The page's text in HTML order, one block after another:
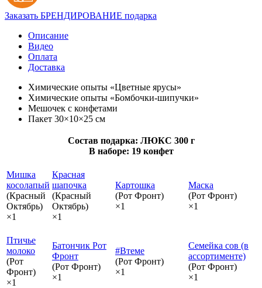
Заказать БРЕНДИРОВАНИЕ подарка
Описание
Видео
Оплата
Доставка
Химические опыты «Цветные ярусы»
Химические опыты «Бомбочки‑шипучки»
Мешочек с конфетами
Пакет 30×10×25 см
Состав подарка: ЛЮКС 300 г
В наборе: 19 конфет
Мишка
косолапый
(Красный
Октябрь)
×1
Красная
шапочка
(Красный
Октябрь)
×1
Картошка
(Рот Фронт)
×1
Маска
(Рот Фронт)
×1
Птичье
молоко
(Рот
Фронт)
×1
Батончик Рот
Фронт
(Рот Фронт)
×1
#Втеме
(Рот Фронт)
×1
Семейка сов (в
ассортименте)
(Рот Фронт)
×1